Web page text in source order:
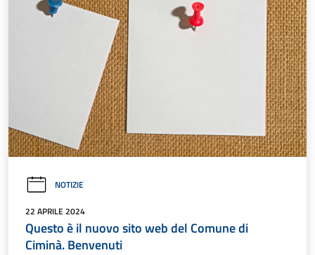
NOTIZIE
22 APRILE 2024
Questo è il nuovo sito web del Comune di
Ciminà. Benvenuti